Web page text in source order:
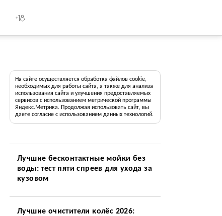
+18
На сайте осуществляется обработка файлов cookie,
необходимых для работы сайта, а также для анализа
использования сайта и улучшения предоставляемых
сервисов с использованием метрической программы
Яндекс.Метрика. Продолжая использовать сайт, вы
даете согласие с использованием данных технологий.
Лучшие бесконтактные мойки без
воды: тест пяти спреев для ухода за
кузовом
Лучшие очистители колёс 2026: